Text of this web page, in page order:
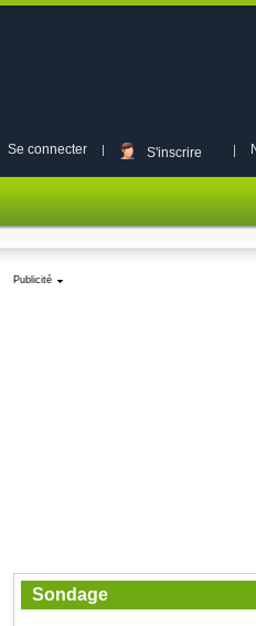
Se connecter S'inscrire
Publicité
Sondage